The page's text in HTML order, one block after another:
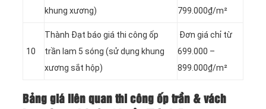
khung xương)
799.000₫/m²
10
Thành Đạt báo giá thi công ốp
trần lam 5 sóng (sử dụng khung
xương sắt hộp)
Đơn giá chỉ từ
699.000 –
899.000₫/m²
Bảng giá liên quan thi công ốp trần & vách